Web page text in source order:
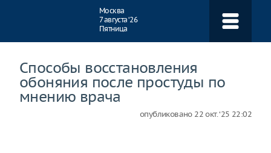
Москва
7 августа ‘26
Пятница
Способы восстановления
обоняния после простуды по
мнению врача
опубликовано 22 окт. ‘25 22:02